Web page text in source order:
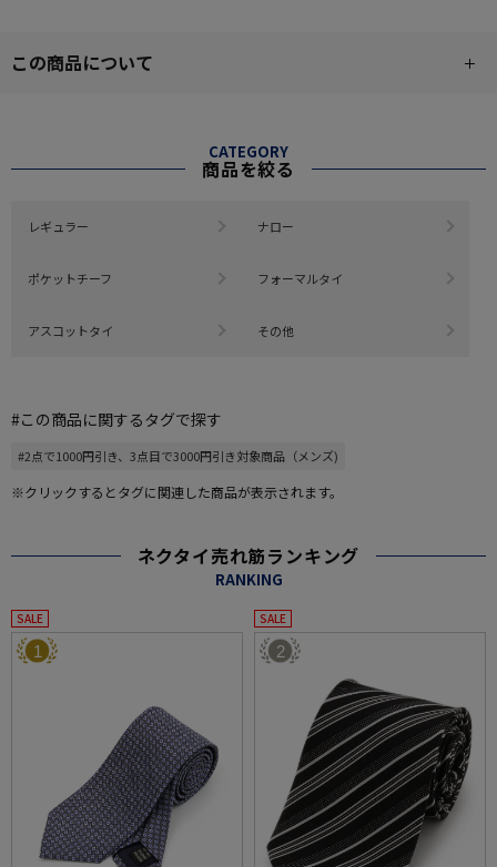
この商品について
CATEGORY
商品を絞る
レギュラー ナロー
ポケットチーフ フォーマルタイ
アスコットタイ その他
#この商品に関するタグで探す
#2点で1000円引き、3点目で3000円引き対象商品（メンズ)
※クリックするとタグに関連した商品が表示されます。
ネクタイ売れ筋ランキング
RANKING
SALE
1
SALE
2